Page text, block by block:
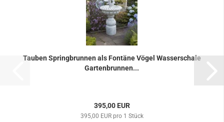
Tau­ben Spring­brun­nen als Fon­tä­ne Vögel Was­ser­scha­le
Gar­ten­brun­nen...
395,00 EUR
395,00 EUR pro 1 Stück